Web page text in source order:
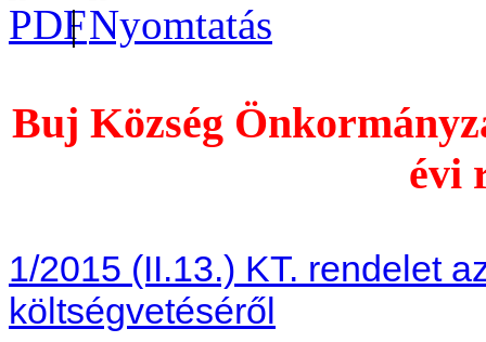
|
Buj Község
évi
1/2015 (II.13.) KT. rendelet
költségvetéséről